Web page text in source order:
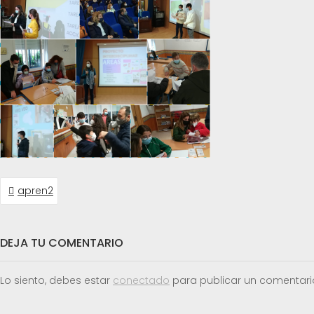
NAVEGACIÓN
DE
apren2
DEJA TU COMENTARIO
Lo siento, debes estar conectado para publicar un